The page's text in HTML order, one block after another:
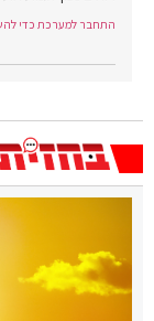
התחבר למערכת כדי